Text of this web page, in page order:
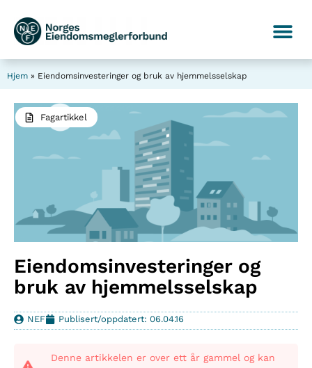
Hjem » Eiendomsinvesteringer og bruk av hjemmelsselskap
Fagartikkel
Eiendomsinvesteringer og
bruk av hjemmelsselskap
NEF Publisert/oppdatert: 06.04.16
Denne artikkelen er over ett år gammel og kan